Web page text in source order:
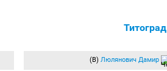
Титоград
(В) Люлянович Дамир